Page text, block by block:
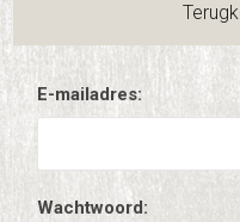
E-mailadres:
Wachtwoord: